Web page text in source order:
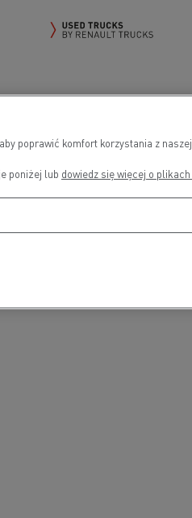
Sprzedaż pojazdów Used Trucks
poprawić komfort korzystania z
poniżej lub dowiedz się więcej o